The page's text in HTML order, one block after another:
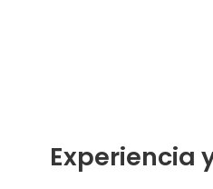
Experiencia